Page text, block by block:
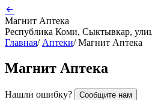
Магнит Аптека
Республика Коми, Сыктывкар,
Главная/ Аптеки/ Магнит Аптека
Магнит Аптека
Нашли ошибку? Сообщите нам